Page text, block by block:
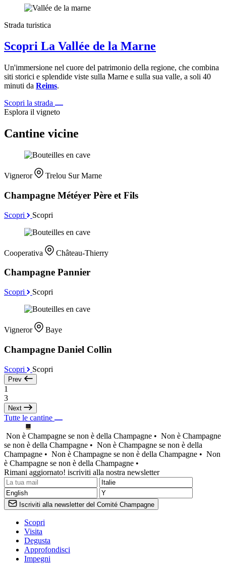
Strada turistica
Scopri La Vallée de la Marne
Un'immersione nel cuore del patrimonio della regione, che combina
siti storici e splendide viste sulla Marne e sulla sua valle, a soli 40
minuti da Reims.
Scopri la strada
Esplora il vigneto
Cantine vicine
Vigneror Trelou Sur Marne
Champagne Météyer Père et Fils
Scopri Scopri
Cooperativa Château-Thierry
Champagne Pannier
Scopri Scopri
Vigneror Baye
Champagne Daniel Collin
Scopri Scopri
Prev
1
3
Next
Tutte le cantine
Non è Champagne se non è della Champagne • Non è Champagne
se non è della Champagne • Non è Champagne se non è della
Champagne • Non è Champagne se non è della Champagne • Non
è Champagne se non è della Champagne •
Rimani aggiornato! iscriviti alla nostra newsletter
Iscriviti alla newsletter del Comité Champagne
Scopri
Visita
Degusta
Approfondisci
Impegni